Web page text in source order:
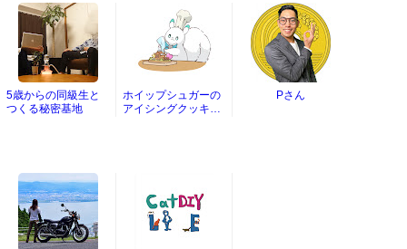
5歳からの同級生と
つくる秘密基地
ホイップシュガーの
アイシングクッキー
Pさん